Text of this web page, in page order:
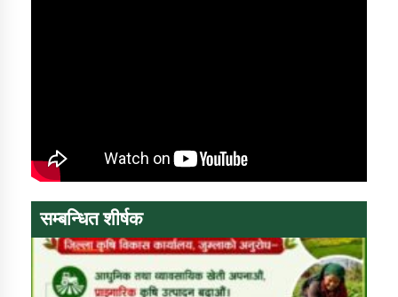
तातोपानी गाउँपालिका जुम्लाको सूचना
सम्बन्धित शीर्षक